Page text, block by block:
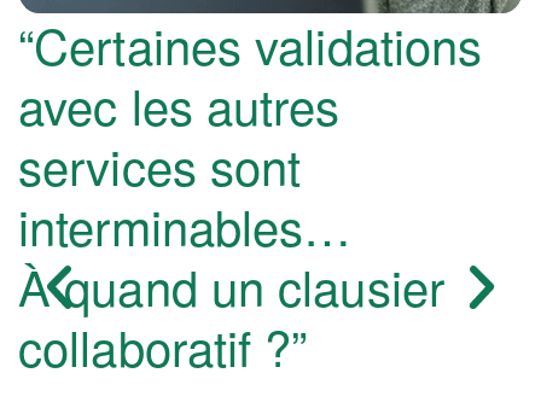
“Certaines validations
avec les autres
services sont
interminables…
À quand un clausier
collaboratif ?”